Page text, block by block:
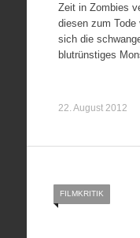
Zeit in Zombies
diesen zum Tode
sich die
blutrünstiges
22. August 2012
FILMKRITIK